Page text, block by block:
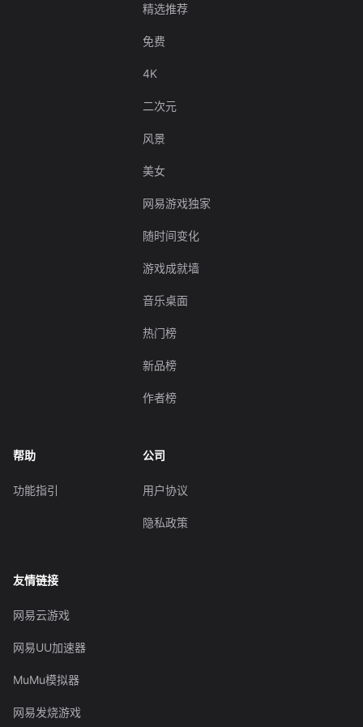
精选推荐
免费
4K
二次元
风景
美女
网易游戏独家
随时间变化
游戏成就墙
音乐桌面
热门榜
新品榜
作者榜
帮助
功能指引
公司
用户协议
隐私政策
友情链接
网易云游戏
网易UU加速器
MuMu模拟器
网易发烧游戏